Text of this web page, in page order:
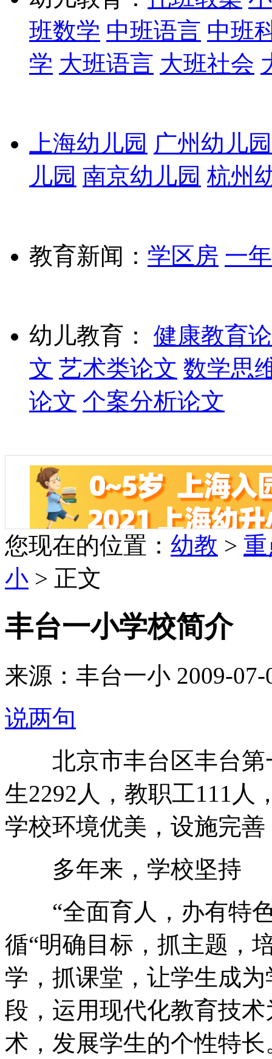
班数学 中班语言 中班
学 大班语言 大班社会
上海幼儿园 广州幼儿园
儿园 南京幼儿园 杭州
教育新闻： 学区房 一
幼儿教育：
健康教育
文 艺术类论文 数学思
论文 个案分析论文
您现在的位置： 幼教 >
小 > 正文
丰台一小学校简介
来源：丰台一小 2009-07-
说两句
北京市丰台区丰台第
生2292人，教职工111人
学校环境优美，设施完
多年来，学校坚持
“全面育人，办有特色
循“明确目标，抓主题，
学，抓课堂，让学生成
段，运用现代化教育技
术，发展学生的个性特